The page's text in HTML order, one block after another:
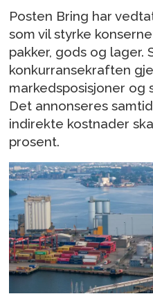
Posten Bring har
som vil styrke
pakker, gods og lager.
konkurransekraften
markedsposisjoner og
Det annonseres
indirekte kostnader
prosent.